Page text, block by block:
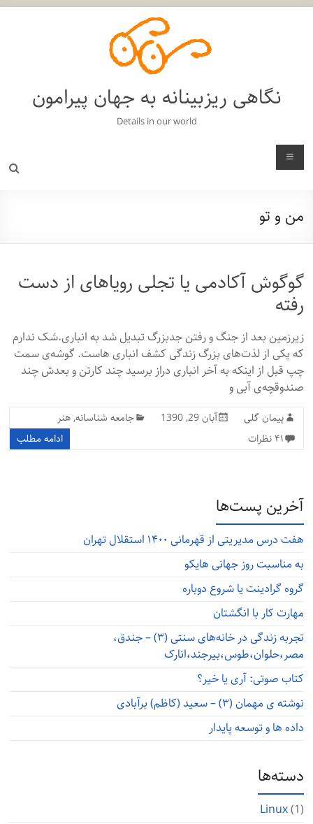
نگاهی ریزبینانه به جهان پیرامون
Details in our world
منو
من و تو
گوگوش آکادمی یا تجلی رویاهای از دست
رفته
زیرزمین بعد از جنگ و رفتن جدبزرگ تبدیل شد به انباری.شک ندارم
که یکی از لذت‌های بزرگ زندگی کشف انباری هاست. گوشه‌ی سمت
چپ قبل از اینکه به آخر انباری دراز برسید چند کارتن و بعدش چند
صندوقچه‌ی آبی و
پیمان گلی آبان 29, 1390 جامعه شناسانه,هنر
۴۱ نظرات
ادامه مطلب
آخرین پست‌ها
هفت درس مدیریتی از قهرمانی ۱۴۰۰ استقلال تهران
به مناسبت روز جهانی هایکو
گروه گرادینت یا شروع دوباره
مهارت کار با انگشتان
تجربه زندگی در خانه‌های سنتی (۳) – جندق،
مصر،حلوان،طوس،بیرجند،انارک
کتاب صوتی: آری یا خیر؟
نوشته ی مهمان (۳) – سعید (کاظم) برآبادی
داده ها و توسعه پایدار
دسته‌ها
Linux(1)